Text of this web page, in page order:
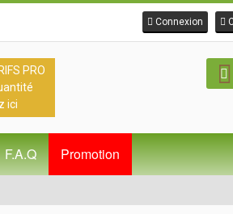
Connexion
PRO
ici
F.A.Q Promotion